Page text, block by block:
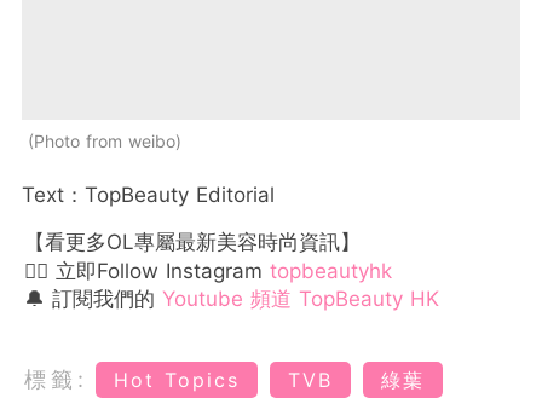
Photo from weibo
Text：TopBeauty Editorial
【看更多OL專屬最新美容時尚資訊】
👉🏻 立即Follow Instagram topbeautyhk
🔔 訂閱我們的 Youtube 頻道 TopBeauty HK
標籤: Hot Topics TVB
綠葉